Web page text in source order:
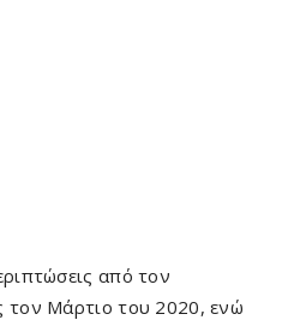
από τον
τον Μάρτιο του 2020, ενώ